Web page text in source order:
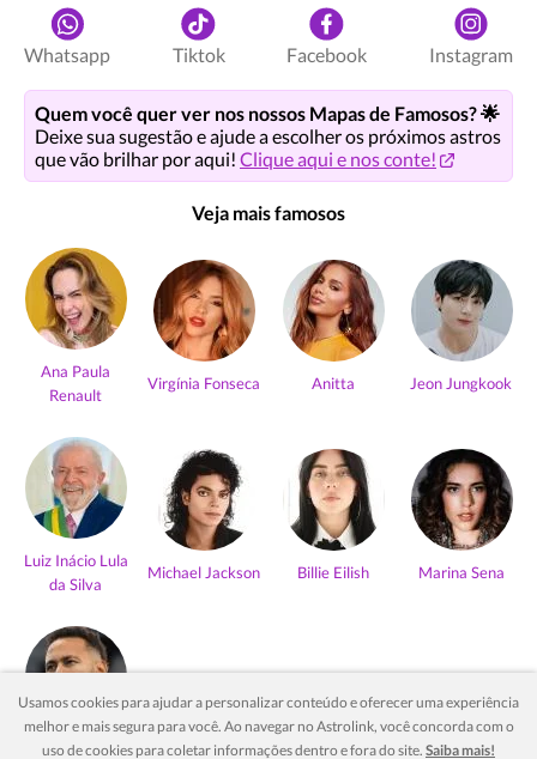
Whatsapp Tiktok Facebook Instagram
Quem você quer ver nos nossos Mapas de Famosos? 🌟
Deixe sua sugestão e ajude a escolher os próximos astros
que vão brilhar por aqui! Clique aqui e nos conte!
Veja mais famosos
Ana Paula
Renault
Virgínia Fonseca Anitta Jeon Jungkook
Luiz Inácio Lula
da Silva
Michael Jackson Billie Eilish Marina Sena
Neymar Jr
Usamos cookies para ajudar a personalizar conteúdo e oferecer uma experiência
melhor e mais segura para você. Ao navegar no Astrolink, você concorda com o
uso de cookies para coletar informações dentro e fora do site. Saiba mais!